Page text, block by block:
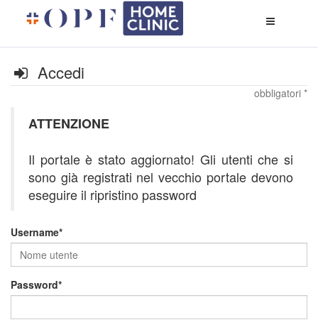
di
Accedi
obbligatori *
ATTENZIONE
Il portale è stato aggiornato! Gli utenti che si
sono già registrati nel vecchio portale devono
eseguire il ripristino password
Username
Password